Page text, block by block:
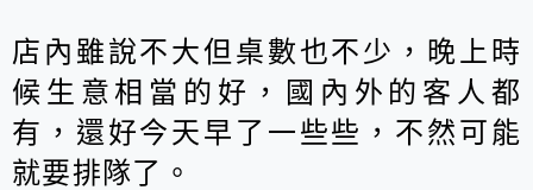
店內雖說不大但桌數也不少，晚上時
候生意相當的好，國內外的客人都
有，還好今天早了一些些，不然可能
就要排隊了。